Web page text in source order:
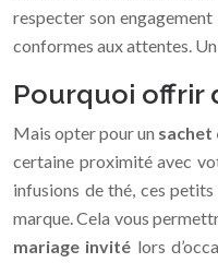
respecter son
conformes aux attentes. Un
Pourquoi offrir
Mais opter pour un sachet
certaine proximité avec
infusions de thé, ces
marque. Cela vous
mariage invité lors